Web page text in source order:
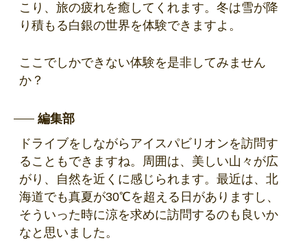
こり、旅の疲れを癒してくれます。冬は雪が降
り積もる白銀の世界を体験できますよ。
ここでしかできない体験を是非してみません
か？
編集部
ドライブをしながらアイスパビリオンを訪問す
ることもできますね。周囲は、美しい山々が広
がり、自然を近くに感じられます。最近は、北
海道でも真夏が30℃を超える日がありますし、
そういった時に涼を求めに訪問するのも良いか
なと思いました。